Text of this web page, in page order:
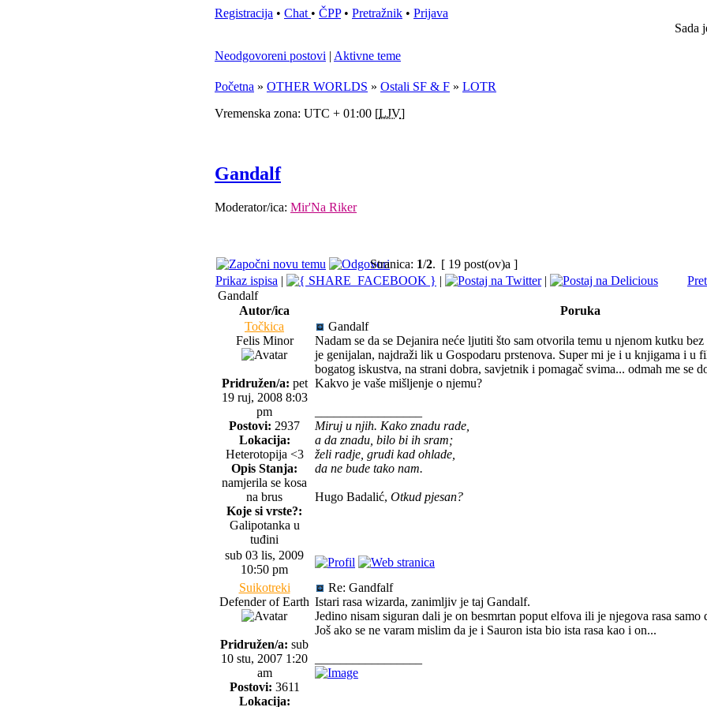
Registracija • Chat • ČPP• Pretražnik • Prijava
Sada
Neodgovoreni postovi | Aktivne teme
Početna » OTHER WORLDS » Ostali SF & F » LOTR
Vremenska zona: UTC + 01:00 [LJV]
Gandalf
Moderator/ica: Mir'Na Riker
Stranica: 1/2. [ 19 post(ov)a ]
Prikaz ispisa | | |
Gandalf
Autor/ica
Poruka
Točkica
Felis Minor
Pridružen/a: pet
19 ruj, 2008 8:03
pm
Postovi: 2937
Lokacija:
Heterotopija <3
Opis Stanja:
namjerila se kosa
na brus
Koje si vrste?:
Galipotanka u
tuđini
Gandalf
Nadam se da se Dejanira neće ljutiti što sam otvorila temu u njenom kutku
je genijalan, najdraži lik u Gospodaru prstenova. Super mi je i u knjigama i u
bogatog iskustva, na strani dobra, savjetnik i pomagač svima... odmah me se
Kakvo je vaše mišljenje o njemu?
Miruj u njih. Kako znadu rade,
a da znadu, bilo bi ih sram;
želi radje, grudi kad ohlade,
da ne bude tako nam.
Hugo Badalić, Otkud pjesan?
sub 03 lis, 2009
10:50 pm
Suikotreki
Defender of Earth
Pridružen/a: sub
10 stu, 2007 1:20
am
Postovi: 3611
Lokacija:
Re: Gandfalf
Istari rasa wizarda, zanimljiv je taj Gandalf.
Jedino nisam siguran dali je on besmrtan poput elfova ili je njegova rasa samo
Još ako se ne varam mislim da je i Sauron ista bio ista rasa kao i on...